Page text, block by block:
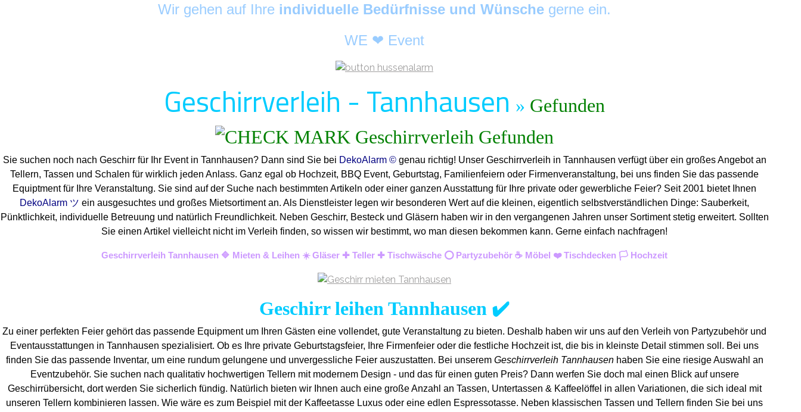
Wir gehen auf Ihre individuelle Bedürfnisse und Wünsche gerne ein.
WE ❤ Event
Geschirrverleih - Tannhausen » Gefunden
Sie suchen noch nach Geschirr für Ihr Event in Tannhausen? Dann sind Sie bei DekoAlarm ©genau richtig! Unser Geschirrverleih in Tannhausen verfügt über ein großes Angebot an
Tellern, Tassen und Schalen für wirklich jeden Anlass. Ganz egal ob Hochzeit, BBQ Event, Geburtstag, Familienfeiern oder Firmenveranstaltung, bei uns finden Sie das passende
Equiptment für Ihre Veranstaltung. Sie sind auf der Suche nach bestimmten Artikeln oder einer ganzen Ausstattung für Ihre private oder gewerbliche Feier? Seit 2001 bietet Ihnen
DekoAlarm ツ ein ausgesuchtes und großes Mietsortiment an. Als Dienstleister legen wir besonderen Wert auf die kleinen, eigentlich selbstverständlichen Dinge: Sauberkeit,
Pünktlichkeit, individuelle Betreuung und natürlich Freundlichkeit. Neben Geschirr, Besteck und Gläsern haben wir in den vergangenen Jahren unser Sortiment stetig erweitert. Sollten
Sie einen Artikel vielleicht nicht im Verleih finden, so wissen wir bestimmt, wo man diesen bekommen kann. Gerne einfach nachfragen!
Geschirrverleih Tannhausen 🔷 Mieten & Leihen ☀️ Gläser ✚ Teller ✚ Tischwäsche ⭕ Partyzubehör ☕ Möbel ❤️ Tischdecken 🏳️ Hochzeit
Geschirr leihen Tannhausen ✔️
Zu einer perfekten Feier gehört das passende Equipment um Ihren Gästen eine vollendet, gute Veranstaltung zu bieten. Deshalb haben wir uns auf den Verleih von Partyzubehör und
Eventausstattungen in Tannhausen spezialisiert. Ob es Ihre private Geburtstagsfeier, Ihre Firmenfeier oder die festliche Hochzeit ist, die bis in kleinste Detail stimmen soll. Bei uns
finden Sie das passende Inventar, um eine rundum gelungene und unvergessliche Feier auszustatten. Bei unserem Geschirrverleih Tannhausenhaben Sie eine riesige Auswahl an
Eventzubehör. Sie suchen nach qualitativ hochwertigen Tellern mit modernem Design - und das für einen guten Preis? Dann werfen Sie doch mal einen Blick auf unsere
Geschirrübersicht, dort werden Sie sicherlich fündig. Natürlich bieten wir Ihnen auch eine große Anzahl an Tassen, Untertassen & Kaffeelöffel in allen Variationen, die sich ideal mit
unseren Tellern kombinieren lassen. Wie wäre es zum Beispiel mit der Kaffeetasse Luxus oder eine edlen Espressotasse. Neben klassischen Tassen und Tellern finden Sie bei uns